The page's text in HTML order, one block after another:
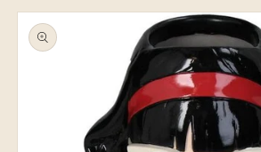
direct naar